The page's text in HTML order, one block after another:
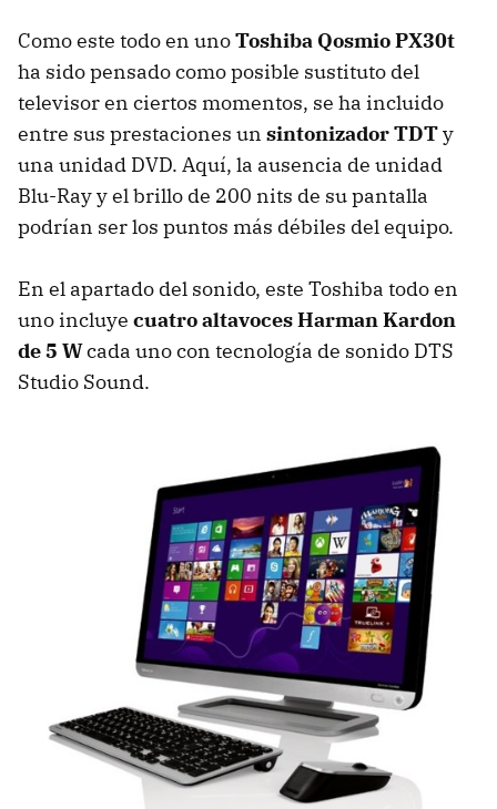
Como este todo en unoToshiba Qosmio PX30t
ha sido pensado como posible sustituto del
televisor en ciertos momentos, se ha incluido
entre sus prestaciones un sintonizador TDTy
una unidad DVD. Aquí, la ausencia de unidad
Blu-Ray y el brillo de 200 nits de su pantalla
podrían ser los puntos más débiles del equipo.
En el apartado del sonido, este Toshiba todo en
uno incluye cuatro altavoces Harman Kardon
de 5 Wcada uno con tecnología de sonido DTS
Studio Sound.